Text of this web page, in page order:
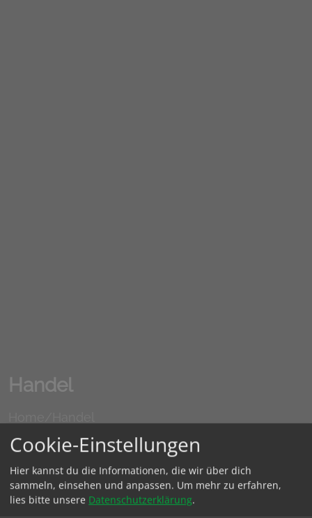
Handel
Cookie-Einstellungen
Hier kannst du die Informationen, die wir über dich
sammeln, einsehen und anpassen. Um mehr zu erfahren,
lies bitte unsere Datenschutzerklärung.